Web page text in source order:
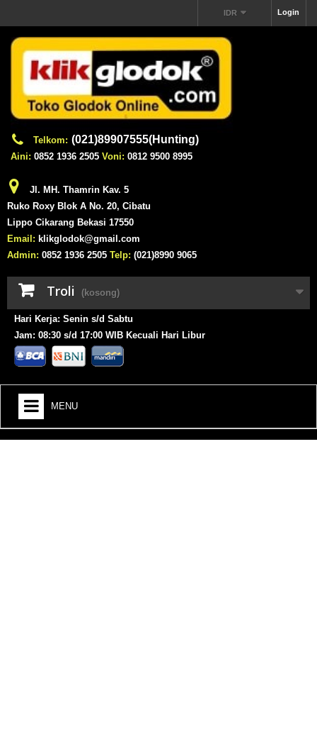
Login
IDR
Telkom: (021)89907555(Hunting)
Aini: 0852 1936 2505 Voni: 0812 9500 8995
Jl. MH. Thamrin Kav. 5
Ruko Roxy Blok A No. 20, Cibatu
Lippo Cikarang Bekasi 17550
Email: klikglodok@gmail.com
Admin: 0852 1936 2505 Telp: (021)8990 9065
Troli (kosong)
Hari Kerja: Senin s/d Sabtu
Jam: 08:30 s/d 17:00 WIB Kecuali Hari Libur
MENU